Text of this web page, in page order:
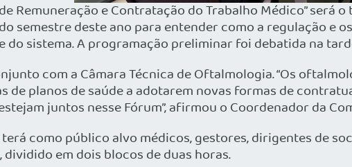
Remuneração e Contratação do Trabalho Médico” será
semestre deste ano para entender como a regulação e
sistema. A programação preliminar foi debatida na
com a Câmara Técnica de Oftalmologia. “Os
de planos de saúde a adotarem novas formas de
juntos nesse Fórum”, afirmou o Coordenador da
terá como público alvo médicos, gestores, dirigentes de
em dois blocos de duas horas.